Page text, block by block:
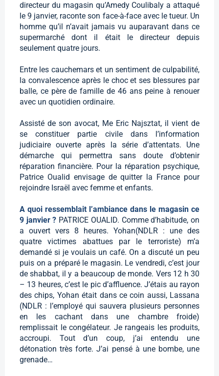
directeur du magasin qu’Amedy Coulibaly a attaqué
le 9 janvier, raconte son face-à-face avec le tueur. Un
homme qu’il n’avait jamais vu auparavant dans ce
supermarché dont il était le directeur depuis
seulement quatre jours.
Entre les cauchemars et un sentiment de culpabilité,
la convalescence après le choc et ses blessures par
balle, ce père de famille de 46 ans peine à renouer
avec un quotidien ordinaire.
Assisté de son avocat, Me Eric Najsztat, il vient de
se constituer partie civile dans l’information
judiciaire ouverte après la série d’attentats. Une
démarche qui permettra sans doute d’obtenir
réparation financière. Pour la réparation psychique,
Patrice Oualid envisage de quitter la France pour
rejoindre Israël avec femme et enfants.
A quoi ressemblait l’ambiance dans le magasin ce
9 janvier ? PATRICE OUALID. Comme d’habitude, on
a ouvert vers 8 heures. Yohan(NDLR : une des
quatre victimes abattues par le terroriste) m’a
demandé si je voulais un café. On a discuté un peu
puis on a préparé le magasin. Le vendredi, c’est jour
de shabbat, il y a beaucoup de monde. Vers 12 h 30
– 13 heures, c’est le pic d’affluence. J’étais au rayon
des chips, Yohan était dans ce coin aussi, Lassana
(NDLR : l’employé qui sauvera plusieurs personnes
en les cachant dans une chambre froide)
remplissait le congélateur. Je rangeais les produits,
accroupi. Tout d’un coup, j’ai entendu une
détonation très forte. J’ai pensé à une bombe, une
grenade…